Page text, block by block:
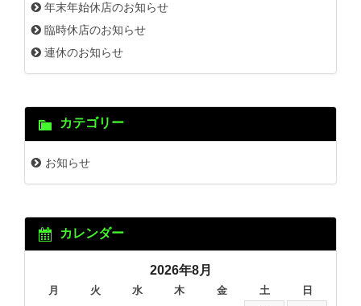
年末年始休店のお知らせ
臨時休店のお知らせ
連休のお知らせ
カテゴリー
お知らせ
カレンダー
2026年8月
月 火 水 木 金 土 日